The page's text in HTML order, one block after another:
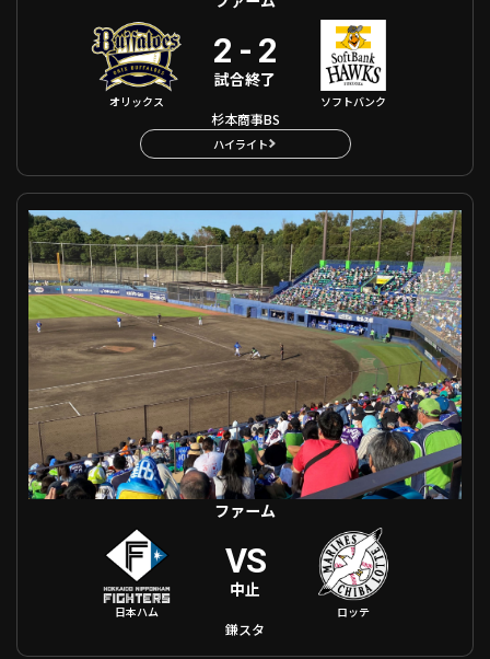
オリックス
2 - 2
試合終了
ソフトバンク
杉本商事BS
ハイライト
ファーム 北海道日本ハム VS 千葉ロッテ
ファーム
日本ハム
VS
中止
ロッテ
鎌スタ